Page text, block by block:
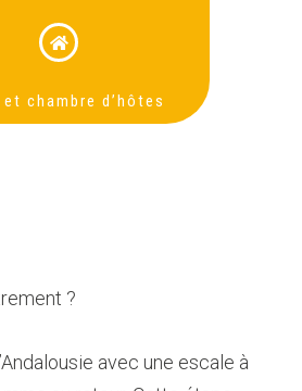
chambre d’hôtes
?
avec une escale à